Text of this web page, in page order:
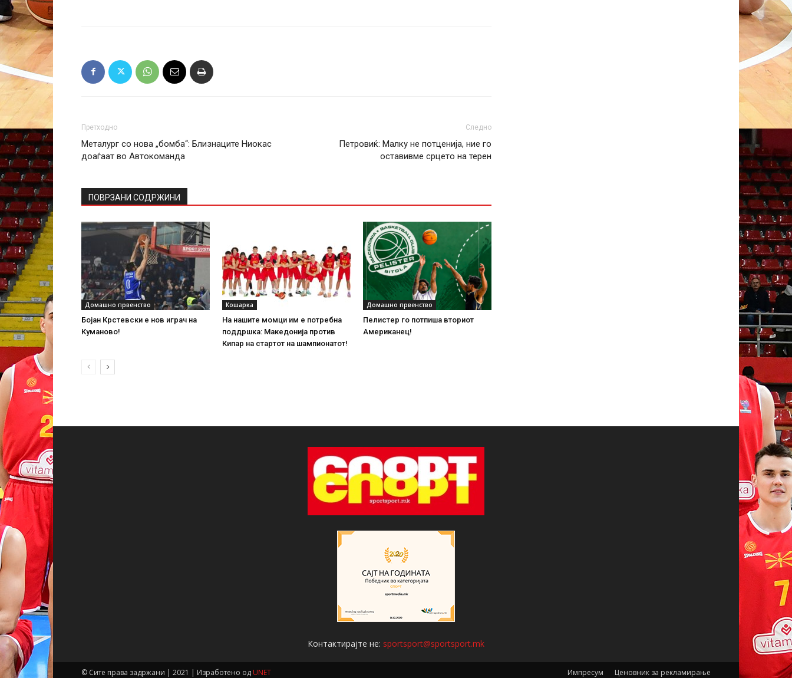
Претходно
Металург со нова „бомба“: Близнаците Ниокас
доаѓаат во Автокоманда
Следно
Петровиќ: Малку не потценија, ние го
оставивме срцето на терен
ПОВРЗАНИ СОДРЖИНИ
Домашно првенство
Бојан Крстевски е нов играч на
Куманово!
Кошарка
На нашите момци им е потребна
поддршка: Македонија против
Кипар на стартот на шампионатот!
Домашно првенство
Пелистер го потпиша вториот
Американец!
Контактирајте не: sportsport@sportsport.mk
Импресум Ценовник за рекламирање
© Сите права задржани | 2021 | Изработено од UNET